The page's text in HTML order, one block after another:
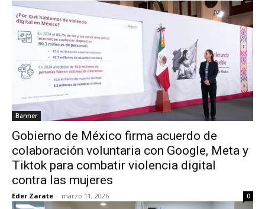
Banner
Gobierno de México firma acuerdo de
colaboración voluntaria con Google, Meta y
Tiktok para combatir violencia digital
contra las mujeres
Eder Zarate - marzo 11, 2026 0